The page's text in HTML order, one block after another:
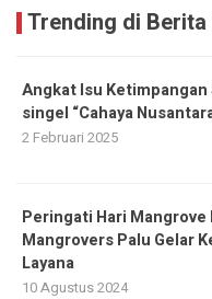
Trending di Berita
Angkat Isu Ketimpangan
singel “Cahaya
2 Februari 2025
Peringati Hari
Mangrovers Palu Gelar
Layana
10 Agustus 2024